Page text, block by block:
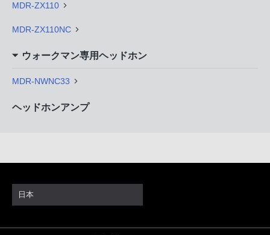
MDR-ZX110
MDR-ZX110NC
ウォークマン専用ヘッドホン
MDR-NWNC33
ヘッドホンアンプ
日本